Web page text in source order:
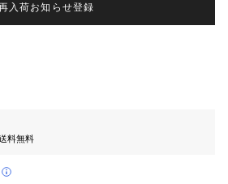
入荷お知らせ登録
料無料